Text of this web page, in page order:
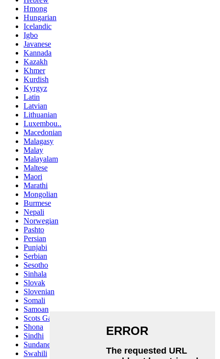
Hmong
Hungarian
Icelandic
Igbo
Javanese
Kannada
Kazakh
Khmer
Kurdish
Kyrgyz
Latin
Latvian
Lithuanian
Luxembou..
Macedonian
Malagasy
Malay
Malayalam
Maltese
Maori
Marathi
Mongolian
Burmese
Nepali
Norwegian
Pashto
Persian
Punjabi
Serbian
Sesotho
Sinhala
Slovak
Slovenian
Somali
Samoan
Scots Gaelic
Shona
Sindhi
Sundanese
Swahili